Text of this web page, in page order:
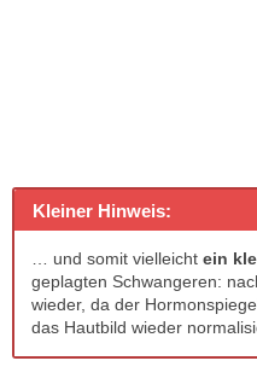
Kleiner Hinweis:
… und somit vielleicht ein
geplagten Schwangeren:
wieder, da der
das Hautbild wieder